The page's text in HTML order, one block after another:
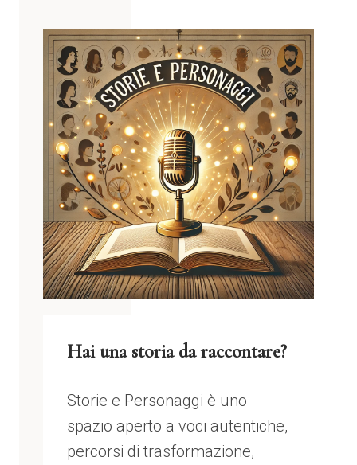
Hai una storia da raccontare?
Storie e Personaggi è uno
spazio aperto a voci autentiche,
percorsi di trasformazione,